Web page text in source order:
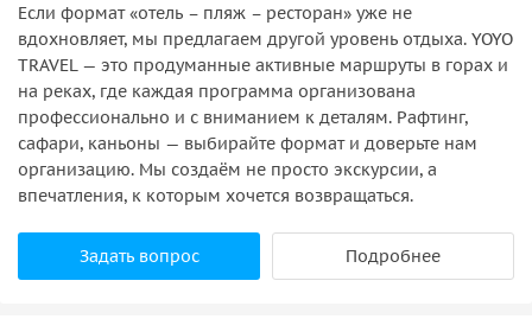
Если формат «отель – пляж – ресторан» уже не
вдохновляет, мы предлагаем другой уровень отдыха. YOYO
TRAVEL — это продуманные активные маршруты в горах и
на реках, где каждая программа организована
профессионально и с вниманием к деталям. Рафтинг,
сафари, каньоны — выбирайте формат и доверьте нам
организацию. Мы создаём не просто экскурсии, а
впечатления, к которым хочется возвращаться.
Задать вопрос Подробнее